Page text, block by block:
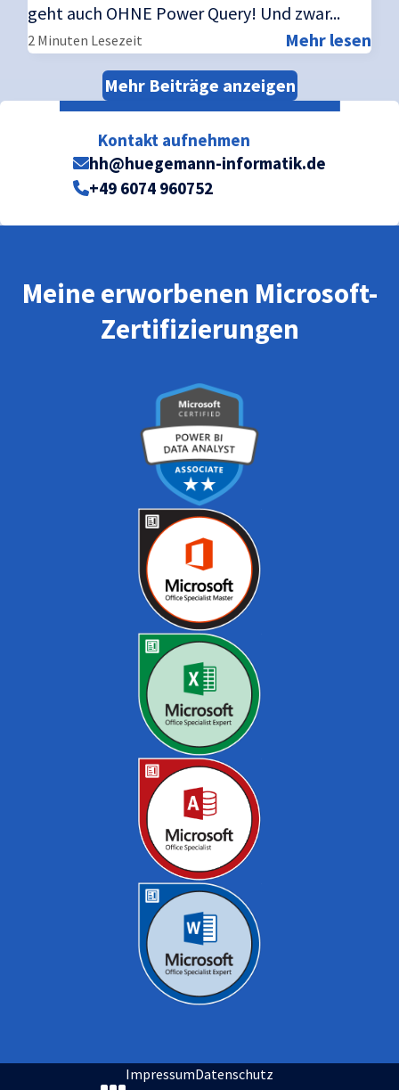
geht auch OHNE Power Query! Und zwar...
2 Minuten Lesezeit Mehr lesen
Mehr Beiträge anzeigen
Kontakt aufnehmen
hh@huegemann-informatik.de
+49 6074 960752
Meine erworbenen Microsoft-
Zertifizierungen
ImpressumDatenschutz